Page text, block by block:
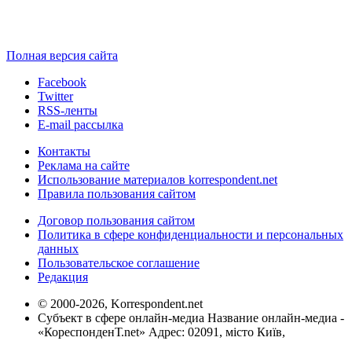
Полная версия сайта
Facebook
Twitter
RSS-ленты
E-mail рассылка
Контакты
Реклама на сайте
Использование материалов korrespondent.net
Правила пользования сайтом
Договор пользования сайтом
Политика в сфере конфиденциальности и персональных
данных
Пользовательское соглашение
Редакция
© 2000-2026, Korrespondent.net
Субъект в сфере онлайн-медиа Название онлайн-медиа -
«КореспонденТ.net» Адрес: 02091, місто Київ,